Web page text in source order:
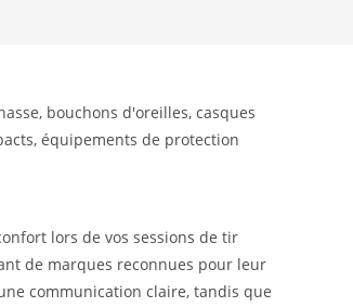
lors de vos sessions de tir
de marques reconnues pour leur
communication claire, tandis que